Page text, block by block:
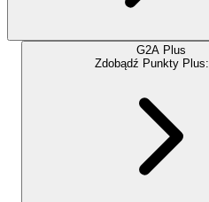
G2A Plus
Zdobądź Punkty Plus: